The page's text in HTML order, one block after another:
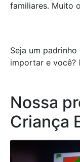
familiares. Muito
Seja um
importar e você?
Nossa
Criança